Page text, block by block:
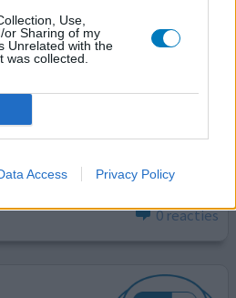
Use,
or Sharing of my
Unrelated with the
was collected.
Access Privacy Policy
dat vaker voor?
0 reacties